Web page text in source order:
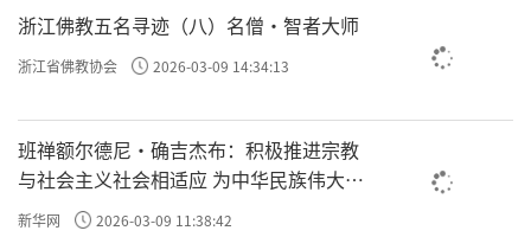
浙江佛教五名寻迹（八）名僧·智者大师
浙江省佛教协会 2026-03-09 14:34:13
班禅额尔德尼·确吉杰布：积极推进宗教
与社会主义社会相适应 为中华民族伟大复
兴贡献力量
新华网 2026-03-09 11:38:42